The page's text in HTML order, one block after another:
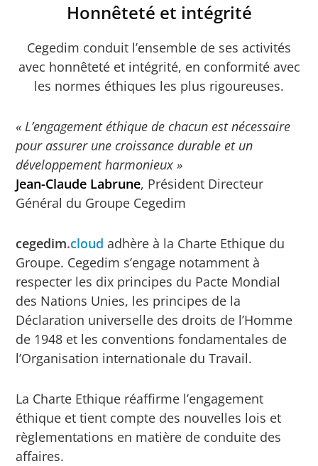
Honnêteté et intégrité
Cegedim conduit l’ensemble de ses activités
avec honnêteté et intégrité, en conformité avec
les normes éthiques les plus rigoureuses.
« L’engagement éthique de chacun est nécessaire
pour assurer une croissance durable et un
développement harmonieux »
Jean-Claude Labrune, Président Directeur
Général du Groupe Cegedim
cegedim.cloud adhère à la Charte Ethique du
Groupe. Cegedim s’engage notamment à
respecter les dix principes du Pacte Mondial
des Nations Unies, les principes de la
Déclaration universelle des droits de l’Homme
de 1948 et les conventions fondamentales de
l’Organisation internationale du Travail.
La Charte Ethique réaffirme l’engagement
éthique et tient compte des nouvelles lois et
règlementations en matière de conduite des
affaires.